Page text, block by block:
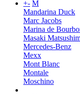
+- M
Mandarina Duck
Marc Jacobs
Marina de
Masaki
Mercedes-Benz
Mexx
Mont Blanc
Montale
Moschino